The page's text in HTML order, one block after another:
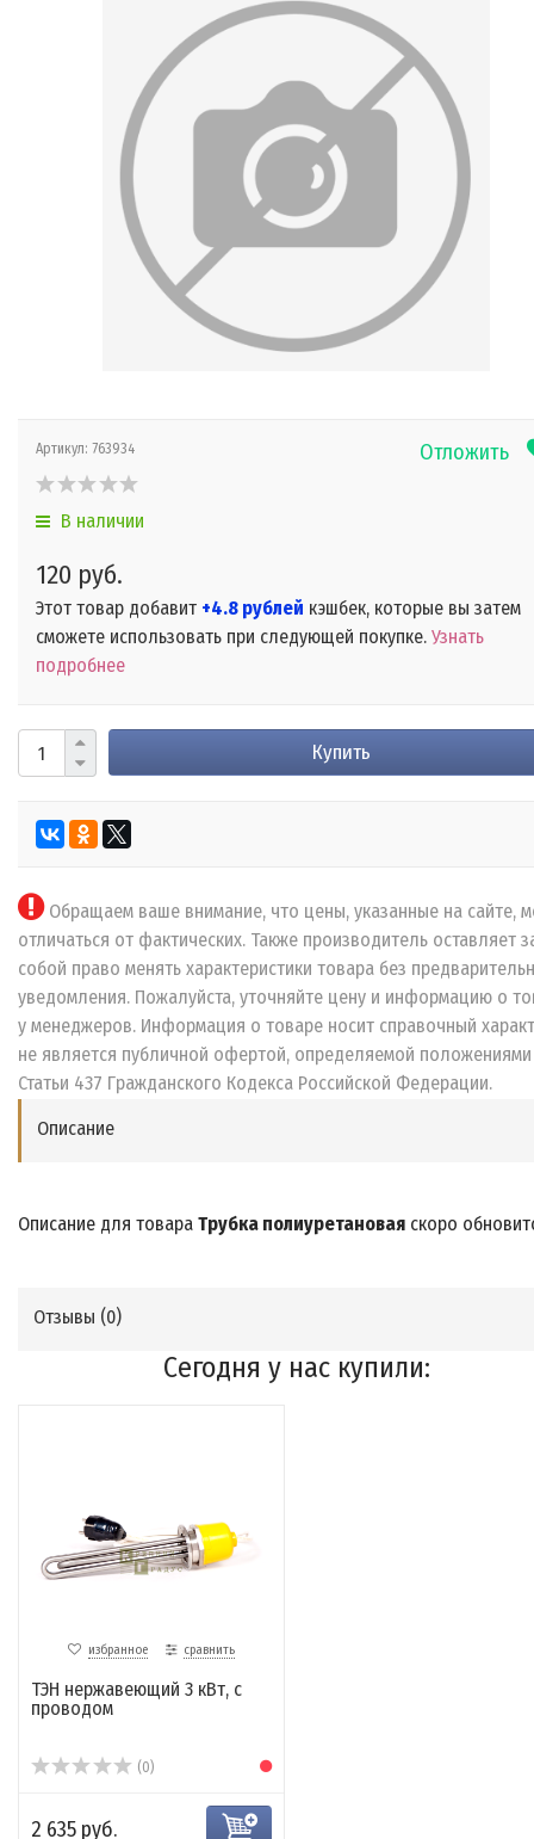
Отложить
Артикул: 763934
В наличии
120 руб.
Этот товар добавит +4.8 рублей кэшбек, которые вы затем
сможете использовать при следующей покупке. Узнать
подробнее
Купить
Обращаем ваше внимание, что цены, указанные на сайте,
отличаться от фактических. Также производитель оставляет
собой право менять характеристики товара без
уведомления. Пожалуйста, уточняйте цену и информацию о
у менеджеров. Информация о товаре носит справочный
не является публичной офертой, определяемой положениями
Статьи 437 Гражданского Кодекса Российской Федерации.
Описание
Описание для товара Трубка полиуретановая скоро
Отзывы (0)
Сегодня у нас купили:
избранное сравнить
ТЭН нержавеющий 3 кВт, с
проводом
(0)
2 635 руб.